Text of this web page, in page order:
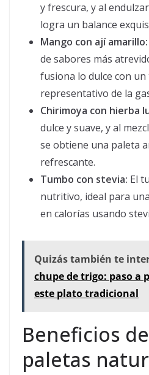
y frescura, y al
logra un balance
Mango con ají amarillo:
de sabores más
fusiona lo dulce con
representativo de la
Chirimoya con hierba
dulce y suave, y al
se obtiene una paleta
refrescante.
Tumbo con stevia: El
nutritivo, ideal para
en calorías usando
Quizás también te
chupe de trigo: paso a
este plato tradicional
Beneficios
paletas